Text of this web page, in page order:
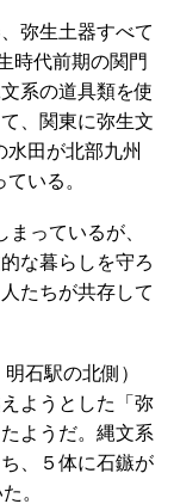
弥生土器すべて
時代前期の関門
系の道具類を使
、関東に弥生文
田が北部九州
いる。
っているが、
な暮らしを守ろ
たちが共存して
石駅の北側）
ようとした「弥
ようだ。縄文系
、５体に石鏃が
。